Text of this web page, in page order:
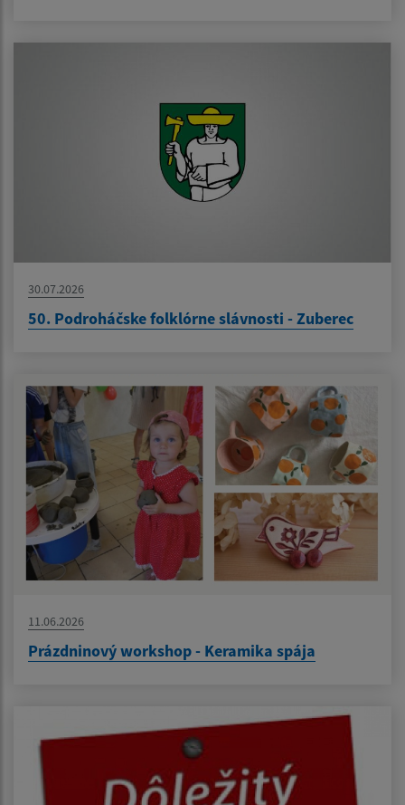
30.07.2026
50. Podroháčske folklórne slávnosti - Zuberec
11.06.2026
Prázdninový workshop - Keramika spája